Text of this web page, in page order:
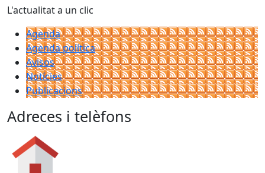
L'actualitat a un clic
Agenda
Agenda política
Avisos
Notícies
Publicacions
Adreces i telèfons